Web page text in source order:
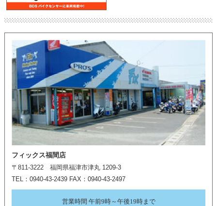
フィックス福間店
〒811-3222 福岡県福津市津丸 1209-3
TEL：0940-43-2439 FAX：0940-43-2497
営業時間 午前9時～午後19時まで